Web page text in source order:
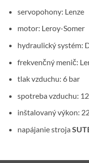
servopohony: Lenze
motor: Leroy-Somer
hydraulický systém:
frekvenčný menič:
tlak vzduchu: 6 bar
spotreba vzduchu:
inštalovaný výkon:
napájanie stroja